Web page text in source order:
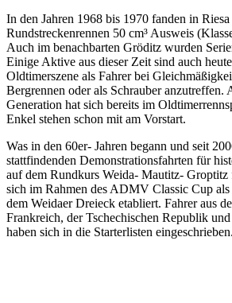
In den Jahren 1968 bis 1970 fanden in
Rundstreckenrennen 50 cm³ Ausweis
Auch im benachbarten Gröditz wurden
Einige Aktive aus dieser Zeit sind auch
Oldtimerszene als Fahrer bei
Bergrennen oder als Schrauber anzutreffen.
Generation hat sich bereits im
Enkel stehen schon mit am Vorstart.
Was in den 60er- Jahren begann und seit
stattfindenden Demonstrationsfahrten für
auf dem Rundkurs Weida- Mautitz-
sich im Rahmen des ADMV Classic Cup
dem Weidaer Dreieck etabliert. Fahrer aus
Frankreich, der Tschechischen Republik
haben sich in die Starterlisten eingeschrieben.